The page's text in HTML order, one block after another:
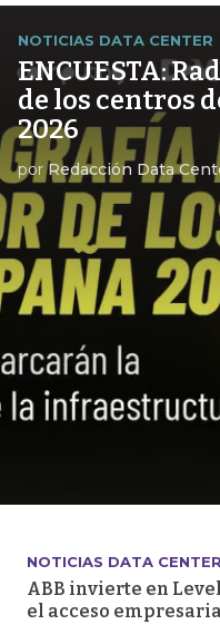
NOTICIAS DATA CENTER
ENCUESTA:
de los centros
2026
porRedacción Data
NOTICIAS DATA CENTER
ABB invierte en
el acceso